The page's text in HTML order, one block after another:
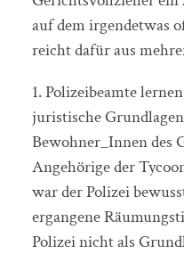
auf dem irgendetwas
reicht dafür aus
1. Polizeibeamte
juristische
Bewohner_Innen des
Angehörige der
war der Polizei
ergangene
Polizei nicht als